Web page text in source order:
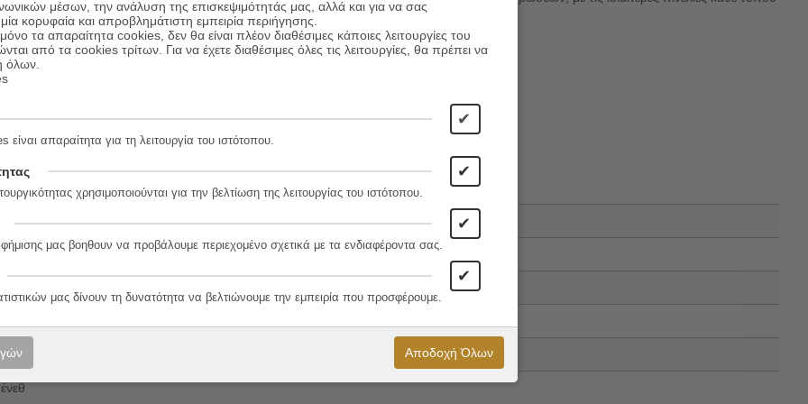
4
μέσων, την ανάλυση της επισκεψιμότητάς μας, αλλά και για να σας
κορυφαία και απροβλημάτιστη εμπειρία περιήγησης.
τα απαραίτητα cookies, δεν θα είναι πλέον διαθέσιμες κάποιες λειτουργίες του
από τα cookies τρίτων. Για να έχετε διαθέσιμες όλες τις λειτουργίες, θα πρέπει να
όλων.
✔
είναι απαραίτητα για τη λειτουργία του ιστότοπου.
✔
χρησιμοποιούνται για την βελτίωση της λειτουργίας του ιστότοπου.
✔
μας βοηθουν να προβάλουμε περιεχομένο σχετικά με τα ενδιαφέροντα σας.
✔
μας δίνουν τη δυνατότητα να βελτιώνουμε την εμπειρία που προσφέρουμε.
Αποδοχή Όλων